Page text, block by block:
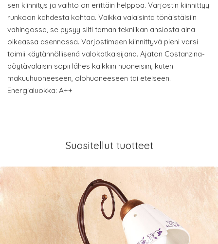
sen kiinnitys ja vaihto on erittäin helppoa. Varjostin kiinnittyy
runkoon kahdesta kohtaa. Vaikka valaisinta tönäistäisiin
vahingossa, se pysyy silti tämän tekniikan ansiosta aina
oikeassa asennossa. Varjostimeen kiinnittyvä pieni varsi
toimii käytännöllisenä valokatkaisijana. Ajaton Costanzina-
pöytävalaisin sopii lähes kaikkiin huoneisiin, kuten
makuuhuoneeseen, olohuoneeseen tai eteiseen.
Energialuokka: A++
Suositellut tuotteet